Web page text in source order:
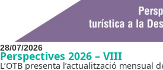
28/07/2026
Perspectives 2026 – VIII
L’OTB presenta l’actualització mensual